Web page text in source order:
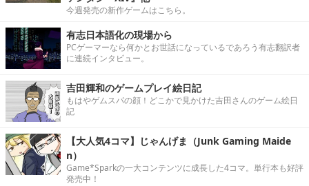
今週発売の新作ゲームはこちら。
有志日本語化の現場から
PCゲーマーなら何かとお世話になっているであろう有志翻訳者
に連続インタビュー。
吉田輝和のゲームプレイ絵日記
もはやゲムスパの顔！どこかで見かけた吉田さんのゲーム絵日
記
【大人気4コマ】じゃんげま（Junk Gaming Maide
n）
Game*Sparkの一大コンテンツに成長した4コマ。単行本も好評
発売中！